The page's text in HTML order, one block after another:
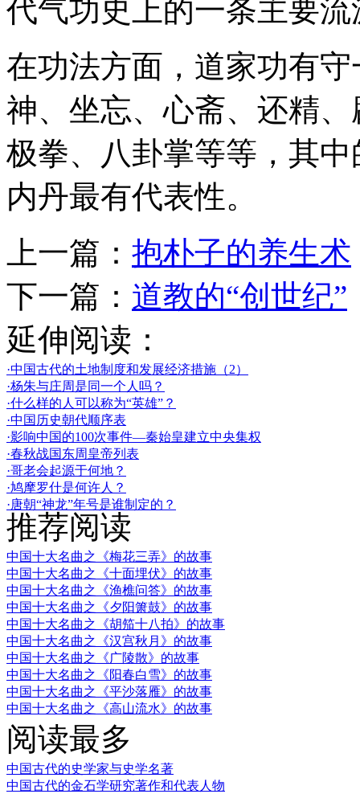
代气功史上的一条主要流
在功法方面，道家功有
神、坐忘、心斋、还精
极拳、八卦掌等等，其
内丹最有代表性。
上一篇： 抱朴子的养生术
下一篇： 道教的“创世纪”
延伸阅读：
·中国古代的土地制度和发展经济措施（2）
·杨朱与庄周是同一个人吗？
·什么样的人可以称为“英雄”？
·中国历史朝代顺序表
·影响中国的100次事件—秦始皇建立中央集权
·春秋战国东周皇帝列表
·哥老会起源于何地？
·鸠摩罗什是何许人？
·唐朝“神龙”年号是谁制定的？
推荐阅读
中国十大名曲之《梅花三弄》的故事
中国十大名曲之《十面埋伏》的故事
中国十大名曲之《渔樵问答》的故事
中国十大名曲之《夕阳箫鼓》的故事
中国十大名曲之《胡笳十八拍》的故事
中国十大名曲之《汉宫秋月》的故事
中国十大名曲之《广陵散》的故事
中国十大名曲之《阳春白雪》的故事
中国十大名曲之《平沙落雁》的故事
中国十大名曲之《高山流水》的故事
阅读最多
中国古代的史学家与史学名著
中国古代的金石学研究著作和代表人物